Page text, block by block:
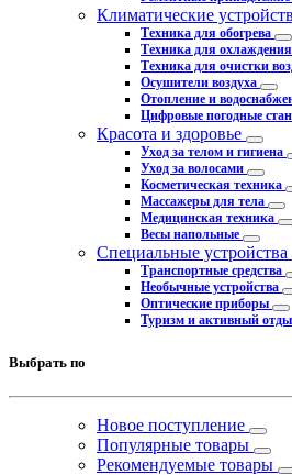
Климатические
Техника для обогрева
Техника для охлаждения
Техника для очистки
Осушители воздуха
Отопление и
Цифровые погодные
Красота и здоровье
Уход за телом и гигиена
Уход за волосами
Косметическая техника
Массажеры для тела
Медицинская техника
Весы напольные
Специальные устройства
Транспортные средства
Необычные устройства
Оптические приборы
Туризм и активный
Выбрать по
Новое поступление
Популярные товары
Рекомендуемые товары